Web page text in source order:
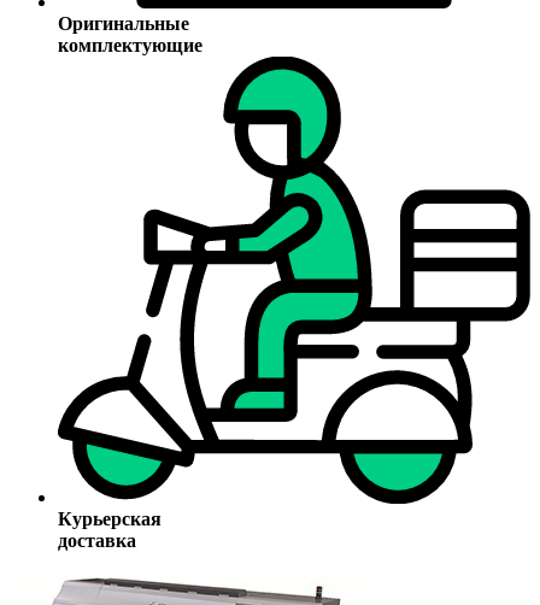
Оригинальные
комплектующие
Курьерская
доставка